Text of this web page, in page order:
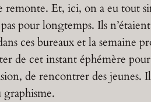
remonte. Et, ici, on a eu tout
pour longtemps. Ils
ces bureaux et la semaine
de cet instant éphémère
de rencontrer des